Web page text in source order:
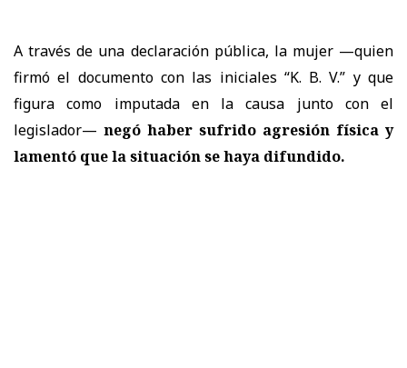
A través de una declaración pública, la mujer —quien
firmó el documento con las iniciales “K. B. V.” y que
figura como imputada en la causa junto con el
legislador— negó haber sufrido agresión física y
lamentó que la situación se haya difundido.